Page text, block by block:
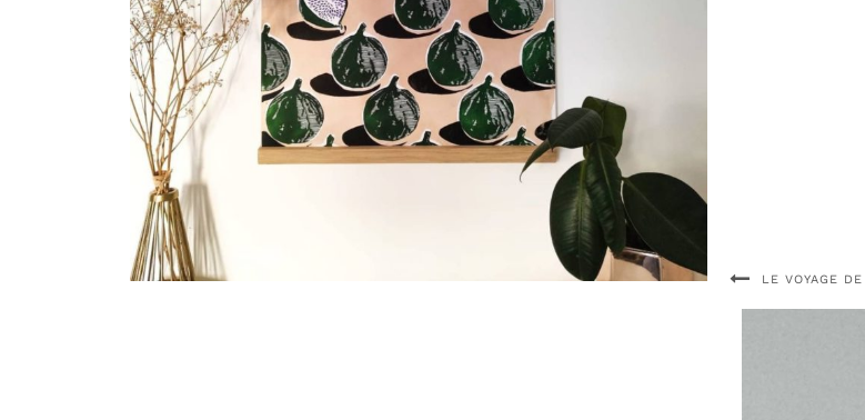
LE VOYAGE